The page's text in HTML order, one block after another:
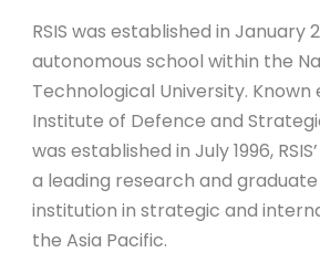
RSIS was established in January
autonomous school within the
Technological University. Known
Institute of Defence and
was established in July 1996,
a leading research and
institution in strategic and
the Asia Pacific.